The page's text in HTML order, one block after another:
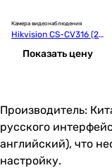
Камера видеонаблюдения
Hikvision CS-CV316 (2.
Показать цену
Производитель:
русского
английский), что
настройку.